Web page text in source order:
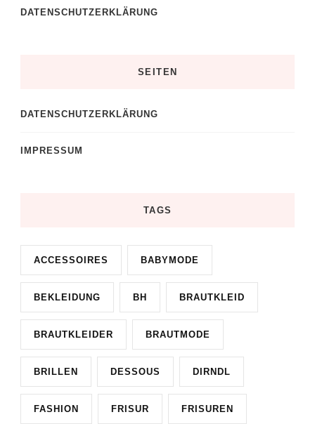
DATENSCHUTZERKLÄRUNG
SEITEN
DATENSCHUTZERKLÄRUNG
IMPRESSUM
TAGS
ACCESSOIRES BABYMODE
BEKLEIDUNG BH BRAUTKLEID
BRAUTKLEIDER BRAUTMODE
BRILLEN DESSOUS DIRNDL
FASHION FRISUR FRISUREN